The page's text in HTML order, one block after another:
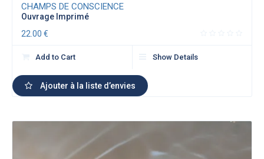
CHAMPS DE CONSCIENCE
Ouvrage Imprimé
22.00€
Add to Cart Show Details
Ajouter à la liste d’envies